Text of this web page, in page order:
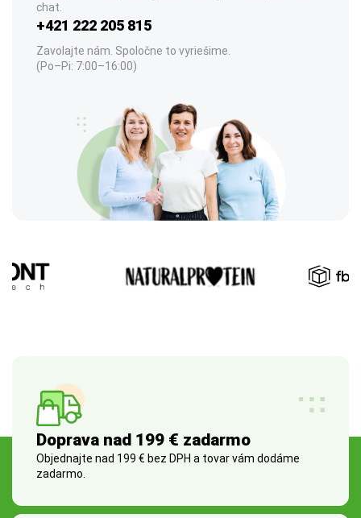
chat.
+421 222 205 815
Zavolajte nám. Spoločne to vyriešime.
(Po–Pi: 7:00–16:00)
Doprava nad 199 € zadarmo
Objednajte nad 199 € bez DPH a tovar vám dodáme
zadarmo.